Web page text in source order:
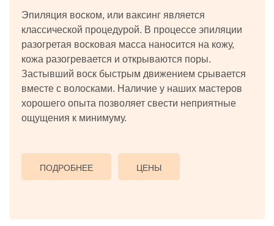
Эпиляция воском, или ваксинг является
классической процедурой. В процессе эпиляции
разогретая восковая масса наносится на кожу,
кожа разогревается и открываются поры.
Застывший воск быстрым движением срывается
вместе с волосками. Наличие у наших мастеров
хорошего опыта позволяет свести неприятные
ощущения к минимуму.
ПОДРОБНЕЕ ЦЕНЫ